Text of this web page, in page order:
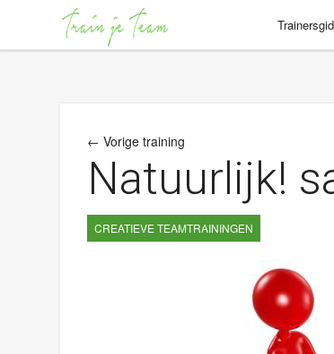
← Vorige training
Natuurlijk!
CREATIEVE TEAMTRAININGEN